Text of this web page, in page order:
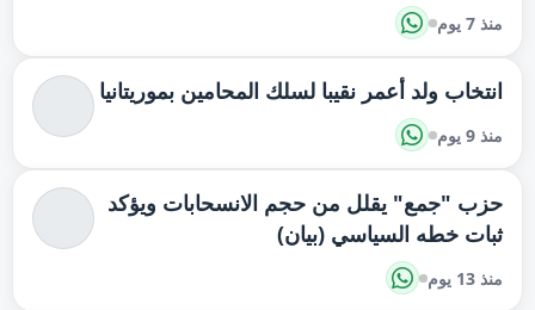
منذ 7 يوم
انتخاب ولد أعمر نقيبا لسلك المحامين بموريتانيا
منذ 9 يوم
حزب "جمع" يقلل من حجم الانسحابات ويؤكد
ثبات خطه السياسي (بيان)
منذ 13 يوم